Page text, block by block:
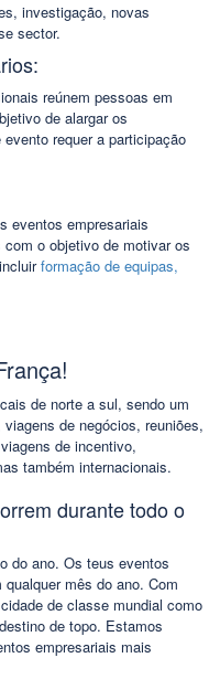
investigação, novas
sector.
reúnem pessoas em
de alargar os
requer a participação
eventos empresariais
o objetivo de motivar os
formação de equipas,
de norte a sul, sendo um
de negócios, reuniões,
de incentivo,
também internacionais.
durante todo o
do ano. Os teus eventos
mês do ano. Com
de classe mundial como
de topo. Estamos
empresariais mais